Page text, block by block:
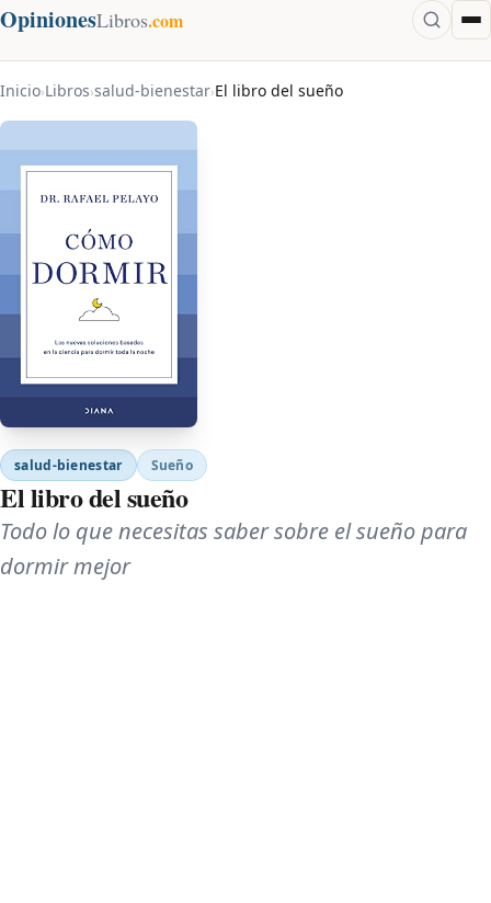
OpinionesLibros.com
Inicio›Libros›salud-bienestar›El libro del sueño
salud-bienestar Sueño
El libro del sueño
Todo lo que necesitas saber sobre el sueño para
dormir mejor